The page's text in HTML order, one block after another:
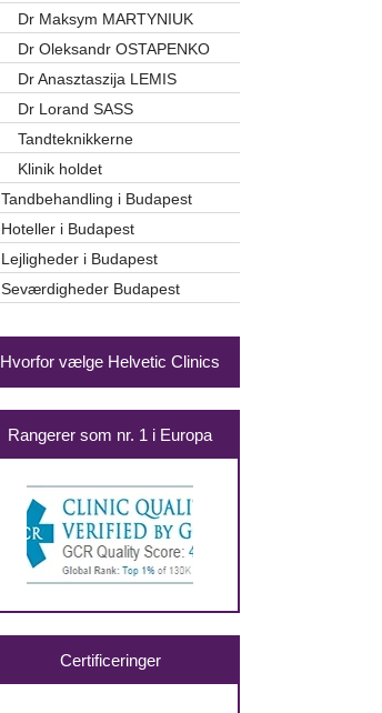
Dr Maksym MARTYNIUK
Dr Oleksandr OSTAPENKO
Dr Anasztaszija LEMIS
Dr Lorand SASS
Tandteknikkerne
Klinik holdet
Tandbehandling i Budapest
Hoteller i Budapest
Lejligheder i Budapest
Seværdigheder Budapest
Hvorfor vælge Helvetic Clinics
Rangerer som nr. 1 i Europa
Certificeringer